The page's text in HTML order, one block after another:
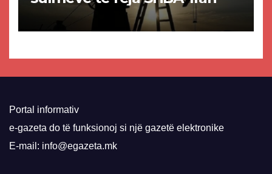
Portal informativ
e-gazeta do të funksionoj si një gazetë elektronike
E-mail: info@egazeta.mk